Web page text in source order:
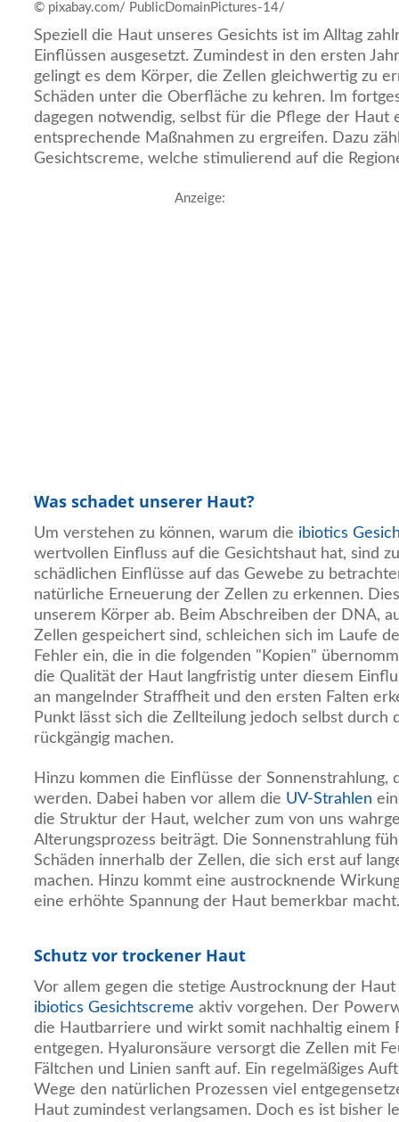
© pixabay.com/ PublicDomainPictures-14/
Speziell die Haut unseres Gesichts ist im Alltag
Einflüssen ausgesetzt. Zumindest in den ersten
gelingt es dem Körper, die Zellen gleichwertig zu
Schäden unter die Oberfläche zu kehren. Im
dagegen notwendig, selbst für die Pflege der Haut
entsprechende Maßnahmen zu ergreifen. Dazu
Gesichtscreme, welche stimulierend auf die
Anzeige:
Was schadet unserer Haut?
Um verstehen zu können, warum die ibiotics
wertvollen Einfluss auf die Gesichtshaut hat, sind
schädlichen Einflüsse auf das Gewebe zu
natürliche Erneuerung der Zellen zu erkennen.
unserem Körper ab. Beim Abschreiben der DNA,
Zellen gespeichert sind, schleichen sich im Laufe
Fehler ein, die in die folgenden "Kopien"
die Qualität der Haut langfristig unter diesem
an mangelnder Straffheit und den ersten Falten
Punkt lässt sich die Zellteilung jedoch selbst durch
rückgängig machen.
Hinzu kommen die Einflüsse der Sonnenstrahlung,
werden. Dabei haben vor allem die UV-Strahlen
die Struktur der Haut, welcher zum von uns
Alterungsprozess beiträgt. Die Sonnenstrahlung
Schäden innerhalb der Zellen, die sich erst auf
machen. Hinzu kommt eine austrocknende
eine erhöhte Spannung der Haut bemerkbar macht.
Schutz vor trockener Haut
Vor allem gegen die stetige Austrocknung der Haut
ibiotics Gesichtscreme aktiv vorgehen. Der
die Hautbarriere und wirkt somit nachhaltig einem
entgegen. Hyaluronsäure versorgt die Zellen mit
Fältchen und Linien sanft auf. Ein regelmäßiges
Wege den natürlichen Prozessen viel
Haut zumindest verlangsamen. Doch es ist bisher